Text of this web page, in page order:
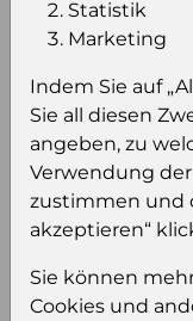
Sie müssen
sehen und/
Einloggen
Statistik
Marketing
Indem Sie auf
Sie all diesen
angeben, zu
Verwendung
zustimmen und
akzeptieren“
Sie können
Cookies und